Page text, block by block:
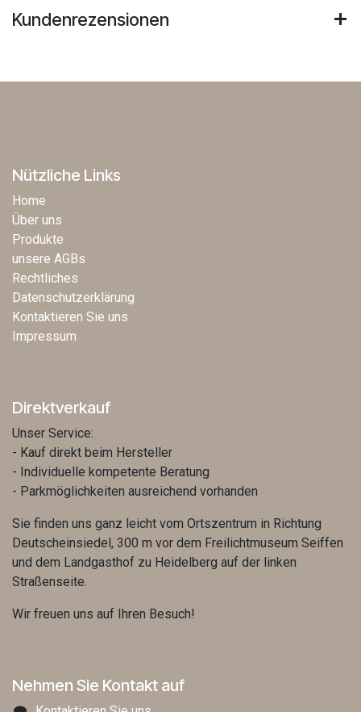
Kundenrezensionen
Nützliche Links
Home
Über uns
Produkte
unsere AGBs
Rechtliches
Datenschutzerklärung
Kontaktieren Sie uns
Impressum
Direktverkauf
Unser Service:
- Kauf direkt beim Hersteller
- Individuelle kompetente Beratung
- Parkmöglichkeiten ausreichend vorhanden
Sie finden uns ganz leicht vom Ortszentrum in Richtung
Deutscheinsiedel, 300 m vor dem Freilichtmuseum Seiffen
und dem Landgasthof zu Heidelberg auf der linken
Straßenseite.
Wir freuen uns auf Ihren Besuch!
Nehmen Sie Kontakt auf